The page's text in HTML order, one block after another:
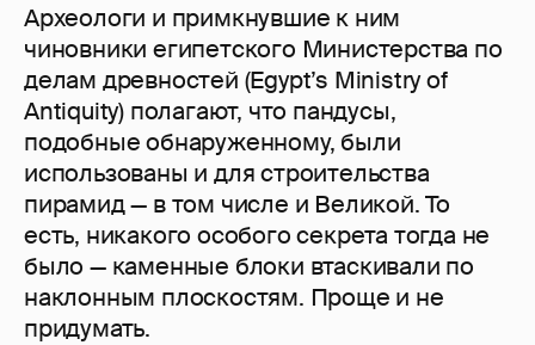
Археологи и примкнувшие к ним
чиновники египетского Министерства по
делам древностей (Egypt’s Ministry of
Antiquity) полагают, что пандусы,
подобные обнаруженному, были
использованы и для строительства
пирамид — в том числе и Великой. То
есть, никакого особого секрета тогда не
было — каменные блоки втаскивали по
наклонным плоскостям. Проще и не
придумать.